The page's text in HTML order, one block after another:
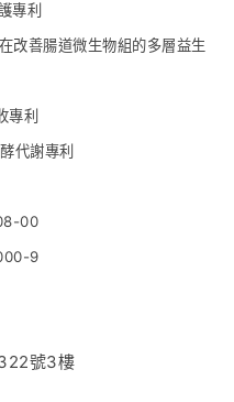
專利
改善腸道微生物組的多層益生
專利
代謝專利
00
9
號3樓